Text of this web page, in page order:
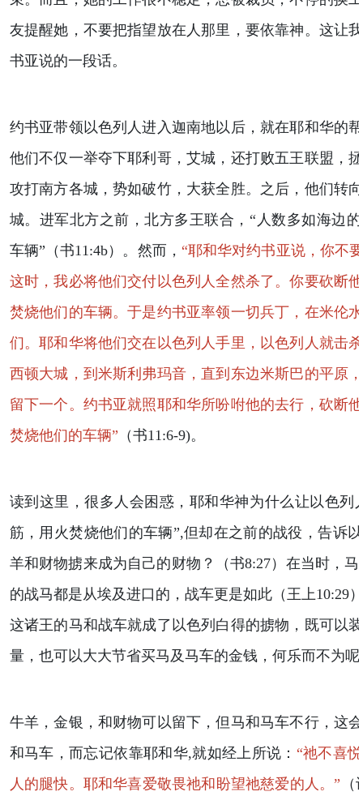
友提醒她，不要把指望放在人那里，要依靠神。这让
书亚说的一段话。
约书亚带领以色列人进入迦南地以后，就在耶和华的
他们不仅一举夺下耶利哥，艾城，还打败五王联盟，
攻打南方各城，势如破竹，大获全胜。之后，他们转
城。进军北方之前，北方多王联合，“人数多如海边
车辆”（书11:4b）。然而， “耶和华对约书亚说，你不
这时，我必将他们交付以色列人全然杀了。你要砍断
焚烧他们的车辆。于是约书亚率领一切兵丁，在米伦
们。耶和华将他们交在以色列人手里，以色列人就击
西顿大城，到米斯利弗玛音，直到东边米斯巴的平原
留下一个。约书亚就照耶和华所吩咐他的去行，砍断
焚烧他们的车辆” （书11:6-9)。
读到这里，很多人会困惑，耶和华神为什么让以色列
筋，用火焚烧他们的车辆”,但却在之前的战役，告诉
羊和财物掳来成为自己的财物？（书8:27）在当时，
的战马都是从埃及进口的，战车更是如此（王上10:29
这诸王的马和战车就成了以色列白得的掳物，既可以
量，也可以大大节省买马及马车的金钱，何乐而不为呢
牛羊，金银，和财物可以留下，但马和马车不行，这
和马车，而忘记依靠耶和华,就如经上所说： “祂不喜
人的腿快。耶和华喜爱敬畏祂和盼望祂慈爱的人。”